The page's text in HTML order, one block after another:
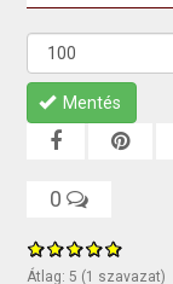
Mentés
0
Átlag: 5 (1 szavazat)